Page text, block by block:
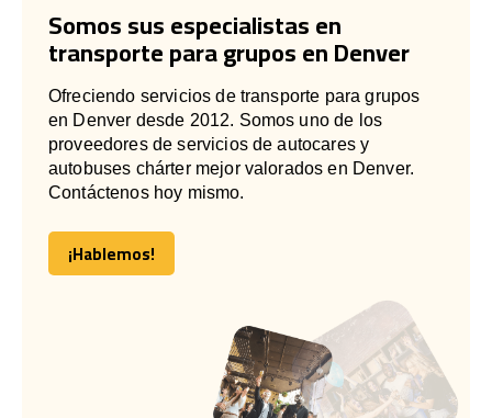
Somos sus especialistas en
transporte para grupos en Denver
Ofreciendo servicios de transporte para grupos
en Denver desde 2012. Somos uno de los
proveedores de servicios de autocares y
autobuses chárter mejor valorados en Denver.
Contáctenos hoy mismo.
¡Hablemos!
¡Hablemos!